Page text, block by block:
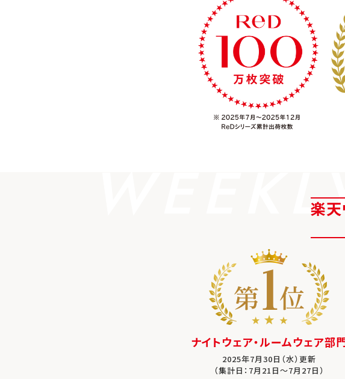
楽天
ナイトウェア・ルームウェア部
2025年7月30日（水）更新
（集計日：7月21日～7月27日）